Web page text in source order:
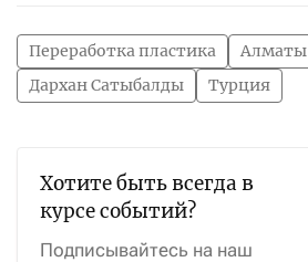
Переработка пластика
Алматы
Дархан Сатыбалды
Турция
Хотите быть всегда в
курсе событий?
Подписывайтесь на наш